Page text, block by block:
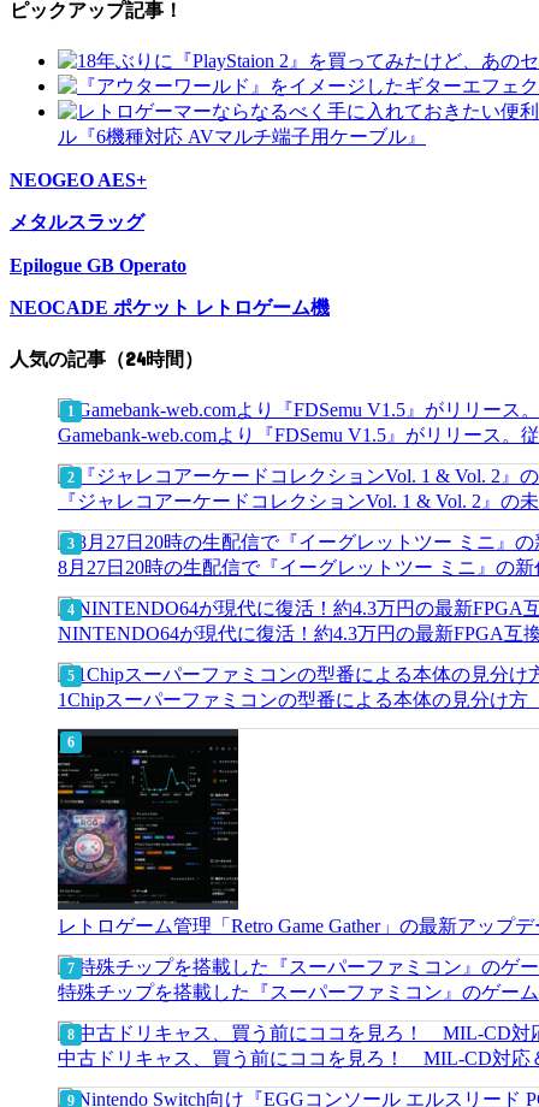
ピックアップ記事！
ル『6機種対応 AVマルチ端子用ケーブル』
NEOGEO AES+
メタルスラッグ
Epilogue GB Operato
NEOCADE ポケット レトロゲーム機
人気の記事（24時間）
Gamebank-web.comより『FDSemu V1.5』がリリース
『ジャレコアーケードコレクションVol. 1 & Vol. 2』
8月27日20時の生配信で『イーグレットツー ミニ』の
NINTENDO64が現代に復活！約4.3万円の最新FPGA互
1Chipスーパーファミコンの型番による本体の見分け方
レトロゲーム管理「Retro Game Gather」の最新アッ
特殊チップを搭載した『スーパーファミコン』のゲ
中古ドリキャス、買う前にココを見ろ！ MIL-CD対